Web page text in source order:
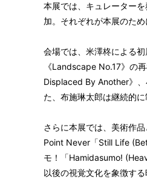
本展では、キュレーター
加。それぞれが本展のた
会場では、米澤柊による
《Landscape No.17》の
Displaced By Another》
た、布施琳太郎は継続的
さらに本展では、美術作
Point Never「Still Life
モ！「Hamidasumo!
以後の視覚文化を象徴する